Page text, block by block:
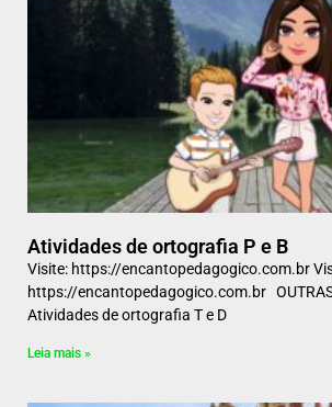
Atividades de ortografia P e B
Visite: https://encantopedagogico.com.br
https://encantopedagogico.com.br OUTRAS
Atividades de ortografia T e D
Leia mais »